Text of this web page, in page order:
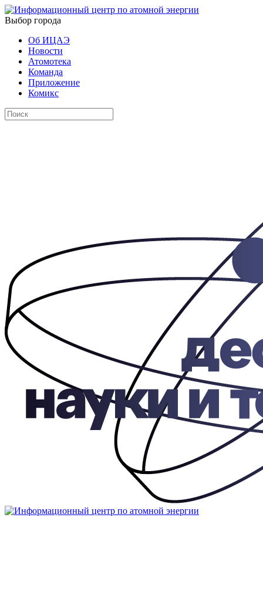
Выбор города
Об ИЦАЭ
Новости
Атомотека
Команда
Приложение
Комикс